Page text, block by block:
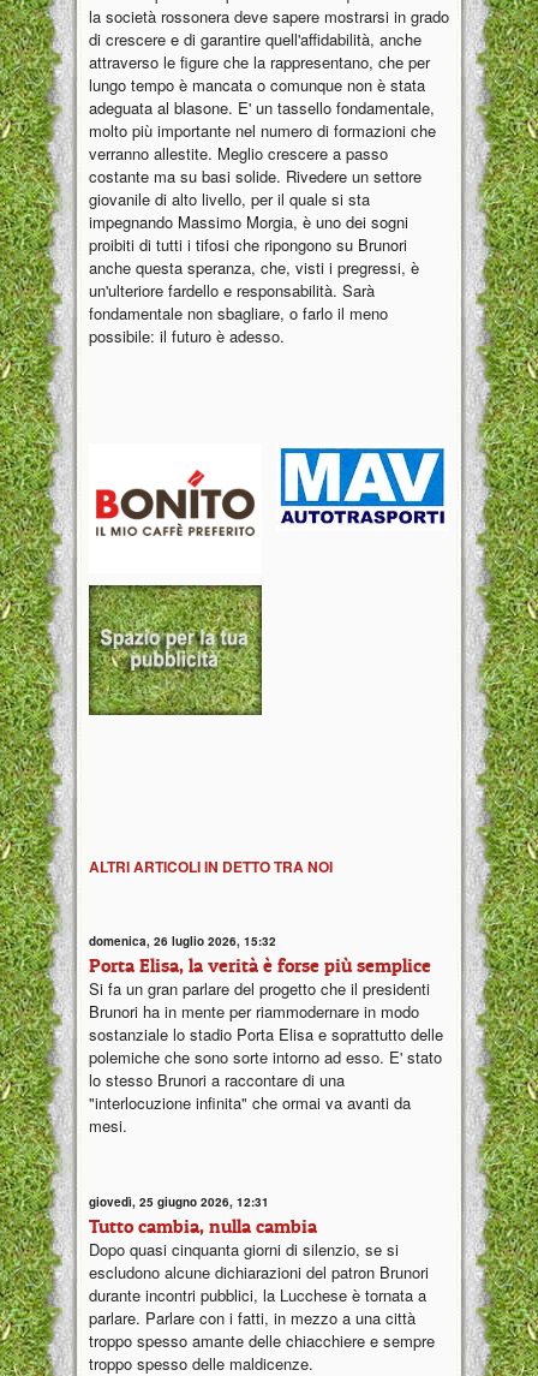
la società rossonera deve sapere mostrarsi in grado
di crescere e di garantire quell'affidabilità, anche
attraverso le figure che la rappresentano, che per
lungo tempo è mancata o comunque non è stata
adeguata al blasone. E' un tassello fondamentale,
molto più importante nel numero di formazioni che
verranno allestite. Meglio crescere a passo
costante ma su basi solide. Rivedere un settore
giovanile di alto livello, per il quale si sta
impegnando Massimo Morgia, è uno dei sogni
proibiti di tutti i tifosi che ripongono su Brunori
anche questa speranza, che, visti i pregressi, è
un'ulteriore fardello e responsabilità. Sarà
fondamentale non sbagliare, o farlo il meno
possibile: il futuro è adesso.
ALTRI ARTICOLI IN DETTO TRA NOI
domenica, 26 luglio 2026, 15:32
Porta Elisa, la verità è forse più semplice
Si fa un gran parlare del progetto che il presidenti
Brunori ha in mente per riammodernare in modo
sostanziale lo stadio Porta Elisa e soprattutto delle
polemiche che sono sorte intorno ad esso. E' stato
lo stesso Brunori a raccontare di una
"interlocuzione infinita" che ormai va avanti da
mesi.
giovedì, 25 giugno 2026, 12:31
Tutto cambia, nulla cambia
Dopo quasi cinquanta giorni di silenzio, se si
escludono alcune dichiarazioni del patron Brunori
durante incontri pubblici, la Lucchese è tornata a
parlare. Parlare con i fatti, in mezzo a una città
troppo spesso amante delle chiacchiere e sempre
troppo spesso delle maldicenze.